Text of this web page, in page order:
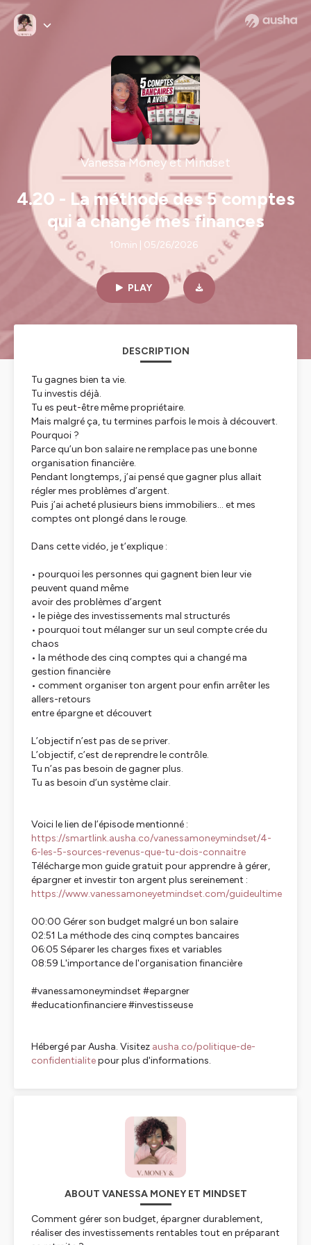
Vanessa Money et Mindset
4.20 - La méthode des 5 comptes
qui a changé mes finances
10min | 05/26/2026
PLAY
DESCRIPTION
Tu gagnes bien ta vie.
Tu investis déjà.
Tu es peut-être même propriétaire.
Mais malgré ça, tu termines parfois le mois à découvert.
Pourquoi ?
Parce qu’un bon salaire ne remplace pas une bonne
organisation financière.
Pendant longtemps, j’ai pensé que gagner plus allait
régler mes problèmes d’argent.
Puis j’ai acheté plusieurs biens immobiliers… et mes
comptes ont plongé dans le rouge.
Dans cette vidéo, je t’explique :
• pourquoi les personnes qui gagnent bien leur vie
peuvent quand même
avoir des problèmes d’argent
• le piège des investissements mal structurés
• pourquoi tout mélanger sur un seul compte crée du
chaos
• la méthode des cinq comptes qui a changé ma
gestion financière
• comment organiser ton argent pour enfin arrêter les
allers-retours
entre épargne et découvert
L’objectif n’est pas de se priver.
L’objectif, c’est de reprendre le contrôle.
Tu n’as pas besoin de gagner plus.
Tu as besoin d’un système clair.
Voici le lien de l’épisode mentionné :
https://smartlink.ausha.co/vanessamoneymindset/4-
6-les-5-sources-revenus-que-tu-dois-connaitre
Télécharge mon guide gratuit pour apprendre à gérer,
épargner et investir ton argent plus sereinement :
https://www.vanessamoneyetmindset.com/guideultime
00:00 Gérer son budget malgré un bon salaire
02:51 La méthode des cinq comptes bancaires
06:05 Séparer les charges fixes et variables
08:59 L'importance de l'organisation financière
#vanessamoneymindset #epargner
#educationfinanciere #investisseuse
Hébergé par Ausha. Visitez ausha.co/politique-de-
confidentialitepour plus d'informations.
ABOUT VANESSA MONEY ET MINDSET
Comment gérer son budget, épargner durablement,
réaliser des investissements rentables tout en préparant